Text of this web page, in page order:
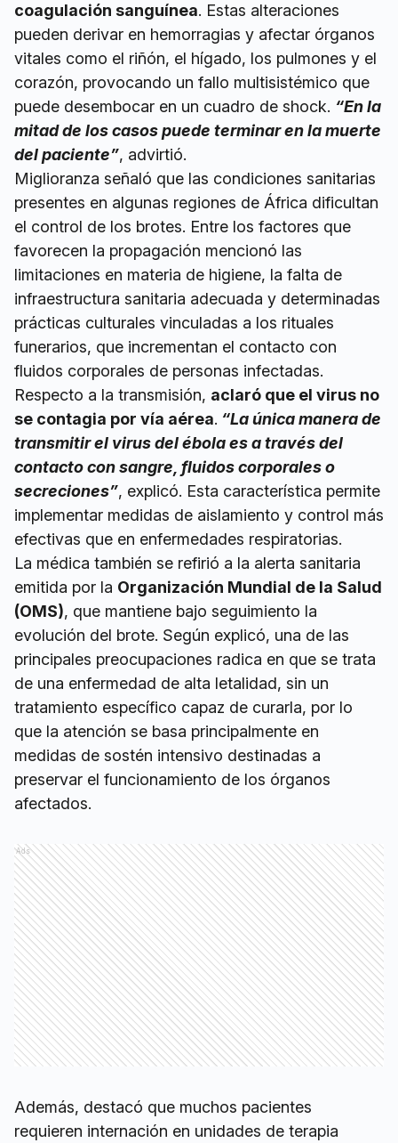
coagulación sanguínea. Estas alteraciones
pueden derivar en hemorragias y afectar órganos
vitales como el riñón, el hígado, los pulmones y el
corazón, provocando un fallo multisistémico que
puede desembocar en un cuadro de shock. “En la
mitad de los casos puede terminar en la muerte
del paciente”, advirtió.
Miglioranza señaló que las condiciones sanitarias
presentes en algunas regiones de África dificultan
el control de los brotes. Entre los factores que
favorecen la propagación mencionó las
limitaciones en materia de higiene, la falta de
infraestructura sanitaria adecuada y determinadas
prácticas culturales vinculadas a los rituales
funerarios, que incrementan el contacto con
fluidos corporales de personas infectadas.
Respecto a la transmisión, aclaró que el virus no
se contagia por vía aérea. “La única manera de
transmitir el virus del ébola es a través del
contacto con sangre, fluidos corporales o
secreciones”, explicó. Esta característica permite
implementar medidas de aislamiento y control más
efectivas que en enfermedades respiratorias.
La médica también se refirió a la alerta sanitaria
emitida por la Organización Mundial de la Salud
(OMS), que mantiene bajo seguimiento la
evolución del brote. Según explicó, una de las
principales preocupaciones radica en que se trata
de una enfermedad de alta letalidad, sin un
tratamiento específico capaz de curarla, por lo
que la atención se basa principalmente en
medidas de sostén intensivo destinadas a
preservar el funcionamiento de los órganos
afectados.
Ads
Además, destacó que muchos pacientes
requieren internación en unidades de terapia